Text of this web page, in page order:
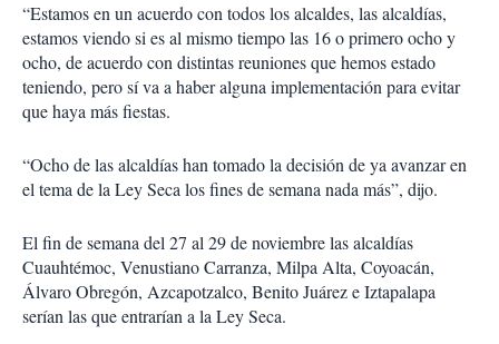
“Estamos en un acuerdo con todos los alcaldes, las alcaldías,
estamos viendo si es al mismo tiempo las 16 o primero ocho y
ocho, de acuerdo con distintas reuniones que hemos estado
teniendo, pero sí va a haber alguna implementación para evitar
que haya más fiestas.
“Ocho de las alcaldías han tomado la decisión de ya avanzar en
el tema de la Ley Seca los fines de semana nada más”, dijo.
El fin de semana del 27 al 29 de noviembre las alcaldías
Cuauhtémoc, Venustiano Carranza, Milpa Alta, Coyoacán,
Álvaro Obregón, Azcapotzalco, Benito Juárez e Iztapalapa
serían las que entrarían a la Ley Seca.